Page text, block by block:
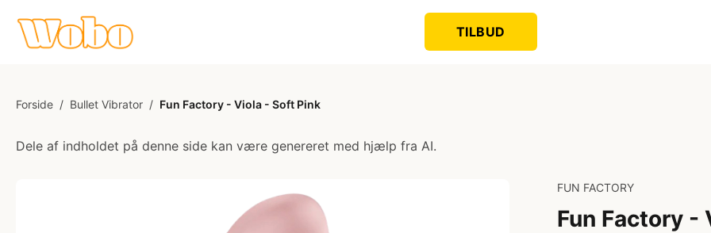
TILBUD
Forside / Bullet Vibrator / Fun Factory - Viola - Soft Pink
Dele af indholdet på denne side kan være genereret med hjælp fra AI.
FUN FACTORY
Fun Factory -